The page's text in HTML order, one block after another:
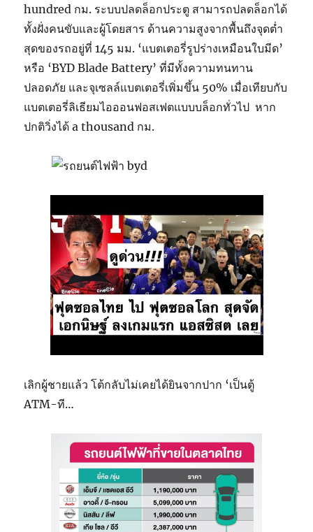
hundred กม. ระบบปลดล็อกประตู สามารถปลดล็อกได้
ทั้งฝั่งคนขับและผู้โดยสาร ด้านความสูงจากพื้นถึงจุดต่ำ
สุดของรถอยู่ที่ 145 มม. ‘แบตเตอรี่รูปร่างเหมือนใบมีด’
หรือ ‘BYD Blade Battery’ ที่มีทั้งความทนทาน
ปลอดภัย และจุเซลล์แบตเตอรี่เพิ่มขึ้น 50% เมื่อเทียบกับ
แบตเตอรี่ลิเธียมไอออนฟอสเฟตแบบบล็อกทั่วไป หาก
ปกติวิ่งได้ a thousand กม.
เลิกผู้ชายแล้ว โต้กลับไม่เคยได้ยินจากปาก ‘เป็นตู้
ATM-ที…